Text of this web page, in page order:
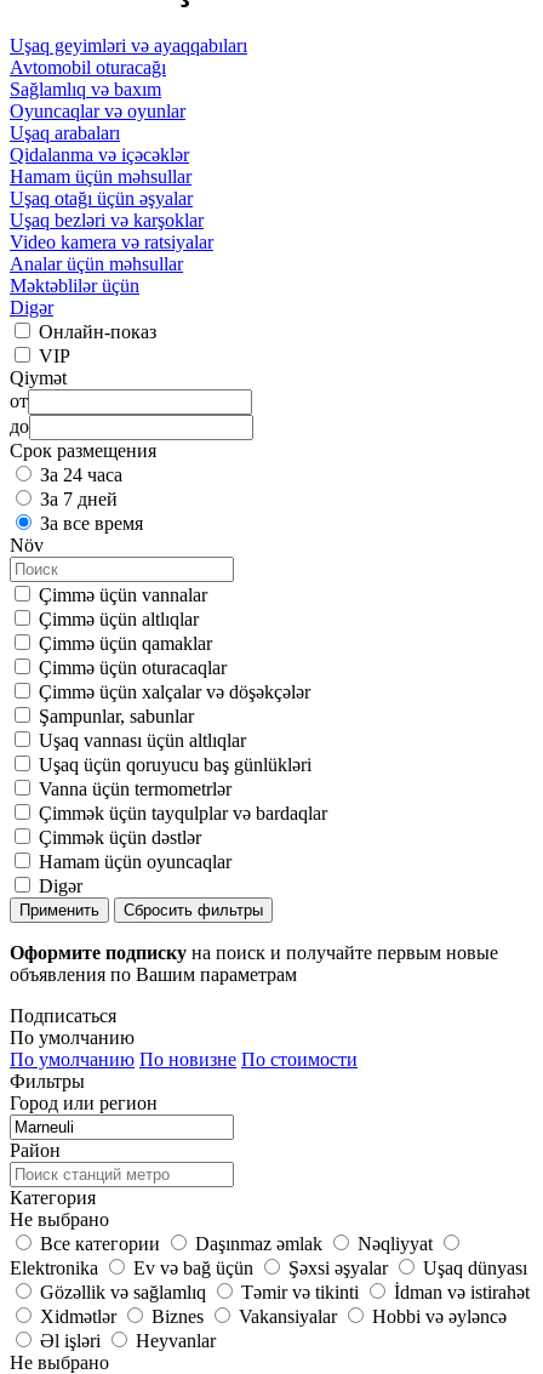
Uşaq geyimləri və ayaqqabıları
Avtomobil oturacağı
Sağlamlıq və baxım
Oyuncaqlar və oyunlar
Uşaq arabaları
Qidalanma və içəcəklər
Hamam üçün məhsullar
Uşaq otağı üçün əşyalar
Uşaq bezləri və karşoklar
Video kamera və ratsiyalar
Analar üçün məhsullar
Məktəblilər üçün
Digər
Онлайн-показ
VIP
Qiymət
от
до
Срок размещения
За 24 часа
За 7 дней
За все время
Növ
Çimmə üçün vannalar
Çimmə üçün altlıqlar
Çimmə üçün qamaklar
Çimmə üçün oturacaqlar
Çimmə üçün xalçalar və döşəkçələr
Şampunlar, sabunlar
Uşaq vannası üçün altlıqlar
Uşaq üçün qoruyucu baş günlükləri
Vanna üçün termometrlər
Çimmək üçün tayqulplar və bardaqlar
Çimmək üçün dəstlər
Hamam üçün oyuncaqlar
Digər
Применить Сбросить фильтры
Оформите подписку на поиск и получайте первым новые
объявления по Вашим параметрам
Подписаться
По умолчанию
По умолчанию По новизне По стоимости
Фильтры
Город или регион
Район
Категория
Не выбрано
Все категории
Daşınmaz əmlak
Nəqliyyat
Elektronika
Ev və bağ üçün Şəxsi əşyalar
Uşaq dünyası
Gözəllik və sağlamlıq
Təmir və tikinti
İdman və istirahət
Xidmətlər
Biznes Vakansiyalar
Hobbi və əyləncə
Əl işləri
Heyvanlar
Не выбрано